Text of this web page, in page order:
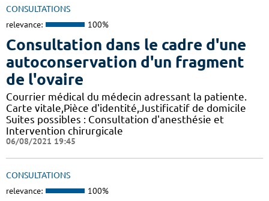
CONSULTATIONS
relevance: 100%
Consultation dans le cadre d'une
autoconservation d'un fragment
de l'ovaire
Courrier médical du médecin adressant la patiente.
Carte vitale,Pièce d'identité,Justificatif de domicile
Suites possibles : Consultation d'anesthésie et
Intervention chirurgicale
06/08/2021 19:45
CONSULTATIONS
relevance: 100%